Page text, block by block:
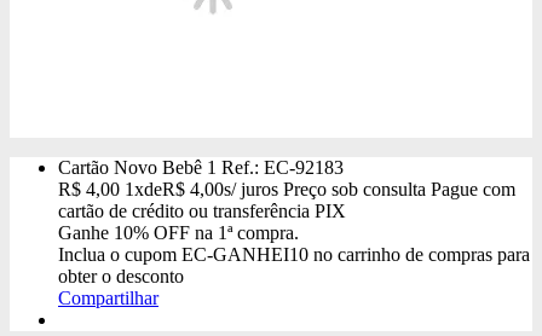
Cartão Novo Bebê 1 Ref.: EC-92183
R$ 4,00 1xdeR$ 4,00s/ juros Preço sob consulta Pague com
cartão de crédito ou transferência PIX
Ganhe 10% OFF na 1ª compra.
Inclua o cupom EC-GANHEI10 no carrinho de compras para
obter o desconto
Compartilhar